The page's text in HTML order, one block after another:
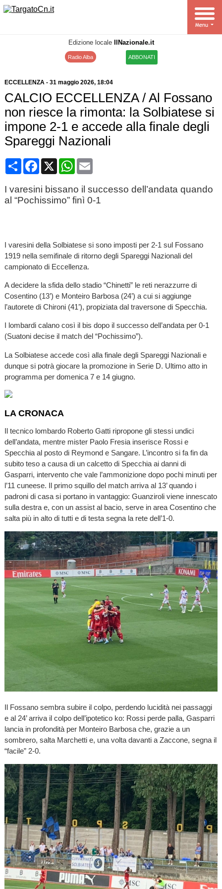
Edizione locale IlNazionale.it
Radio Alba ABBONATI
ECCELLENZA- 31 maggio 2026, 18:04
CALCIO ECCELLENZA / Al Fossano
non riesce la rimonta: la Solbiatese si
impone 2-1 e accede alla finale degli
Spareggi Nazionali
CondividiFacebook
X WhatsApp
Email
I varesini bissano il successo dell’andata quando
al “Pochissimo” finì 0-1
I varesini della Solbiatese si sono imposti per 2-1 sul Fossano
1919 nella semifinale di ritorno degli Spareggi Nazionali del
campionato di Eccellenza.
A decidere la sfida dello stadio “Chinetti” le reti nerazzurre di
Cosentino (13’) e Monteiro Barbosa (24’) a cui si aggiunge
l’autorete di Chironi (41’), propiziata dal traversone di Specchia.
I lombardi calano così il bis dopo il successo dell’andata per 0-1
(Suatoni decise il match del “Pochissimo”).
La Solbiatese accede così alla finale degli Spareggi Nazionali e
dunque si potrà giocare la promozione in Serie D. Ultimo atto in
programma per domenica 7 e 14 giugno.
LA CRONACA
Il tecnico lombardo Roberto Gatti ripropone gli stessi undici
dell’andata, mentre mister Paolo Fresia inserisce Rossi e
Specchia al posto di Reymond e Sangare. L’incontro si fa fin da
subito teso a causa di un calcetto di Specchia ai danni di
Gasparri, intervento che vale l’ammonizione dopo pochi minuti per
l’11 cuneese. Il primo squillo del match arriva al 13’ quando i
padroni di casa si portano in vantaggio: Guanziroli viene innescato
sulla destra e, con un assist al bacio, serve in area Cosentino che
salta più in alto di tutti e di testa segna la rete dell’1-0.
Il Fossano sembra subire il colpo, perdendo lucidità nei passaggi
e al 24’ arriva il colpo dell’ipotetico ko: Rossi perde palla, Gasparri
lancia in profondità per Monteiro Barbosa che, grazie a un
sombrero, salta Marchetti e, una volta davanti a Zaccone, segna il
“facile” 2-0.